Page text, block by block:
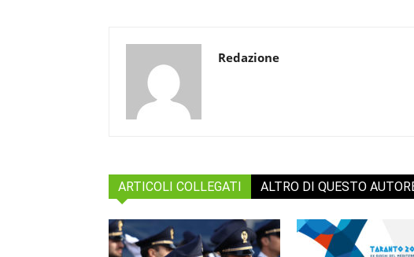
Redazione
ARTICOLI COLLEGATI ALTRO DI QUESTO